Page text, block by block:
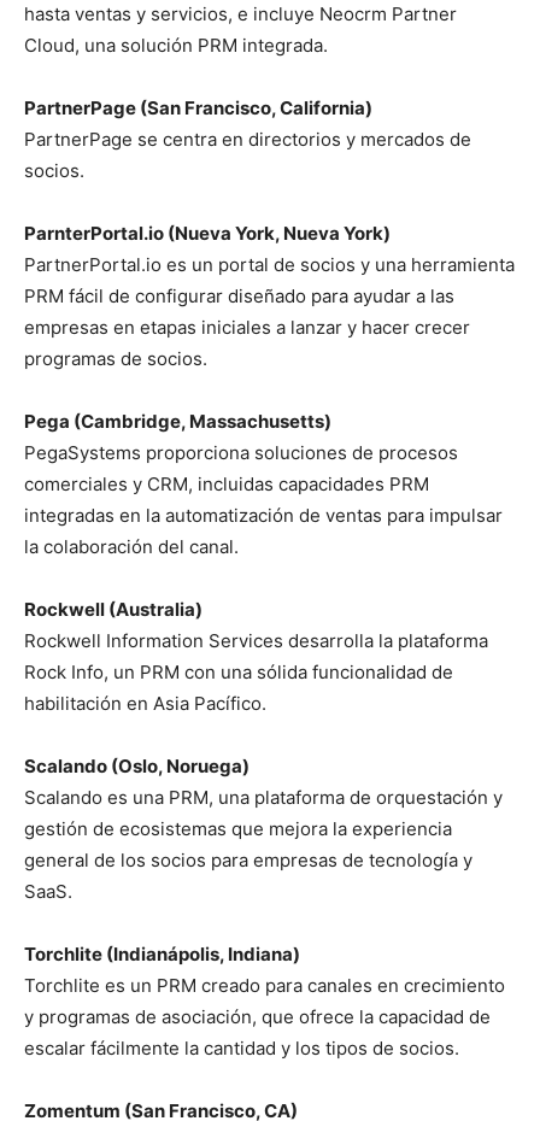
hasta ventas y servicios, e incluye Neocrm Partner
Cloud, una solución PRM integrada.
PartnerPage (San Francisco, California)
PartnerPage se centra en directorios y mercados de
socios.
ParnterPortal.io (Nueva York, Nueva York)
PartnerPortal.io es un portal de socios y una herramienta
PRM fácil de configurar diseñado para ayudar a las
empresas en etapas iniciales a lanzar y hacer crecer
programas de socios.
Pega (Cambridge, Massachusetts)
PegaSystems proporciona soluciones de procesos
comerciales y CRM, incluidas capacidades PRM
integradas en la automatización de ventas para impulsar
la colaboración del canal.
Rockwell (Australia)
Rockwell Information Services desarrolla la plataforma
Rock Info, un PRM con una sólida funcionalidad de
habilitación en Asia Pacífico.
Scalando (Oslo, Noruega)
Scalando es una PRM, una plataforma de orquestación y
gestión de ecosistemas que mejora la experiencia
general de los socios para empresas de tecnología y
SaaS.
Torchlite (Indianápolis, Indiana)
Torchlite es un PRM creado para canales en crecimiento
y programas de asociación, que ofrece la capacidad de
escalar fácilmente la cantidad y los tipos de socios.
Zomentum (San Francisco, CA)